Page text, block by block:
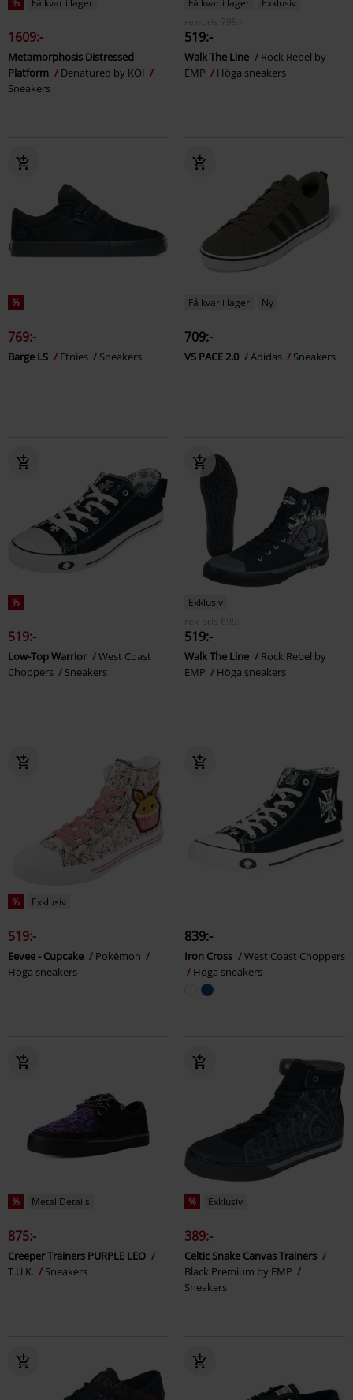
% Få kvar i lager
1609:-
Metamorphosis Distressed
Platform
Denatured by KOI
Sneakers
Få kvar i lager
Exklusiv
rek-pris
799:-
519:-
Walk The Line
Rock Rebel by
EMP
Höga sneakers
%
769:-
Barge LS Etnies Sneakers
Få kvar i lager Ny
709:-
VS PACE 2.0 Adidas Sneakers
%
519:-
Low-Top Warrior
West Coast
Choppers
Sneakers
Exklusiv
rek-pris
699:-
519:-
Walk The Line
Rock Rebel by
EMP
Höga sneakers
% Exklusiv
519:-
Eevee - Cupcake
Pokémon
Höga sneakers
839:-
Iron Cross
West Coast Choppers
Höga sneakers
% Metal Details
875:-
Creeper Trainers PURPLE LEO
T.U.K.
Sneakers
% Exklusiv
389:-
Celtic Snake Canvas Trainers
Black Premium by EMP
Sneakers